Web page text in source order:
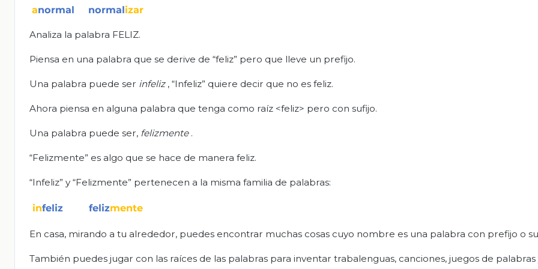
Analiza la palabra FELIZ.
Piensa en una palabra que se derive de “feliz” pero que lleve un prefijo.
Una palabra puede ser infeliz , “Infeliz” quiere decir que no es feliz.
Ahora piensa en alguna palabra que tenga como raíz <feliz> pero con sufijo.
Una palabra puede ser, felizmente .
“Felizmente” es algo que se hace de manera feliz.
“Infeliz” y “Felizmente” pertenecen a la misma familia de palabras:
En casa, mirando a tu alrededor, puedes encontrar muchas cosas cuyo nombre es una palabra con prefijo o
También puedes jugar con las raíces de las palabras para inventar trabalenguas, canciones, juegos de palabras